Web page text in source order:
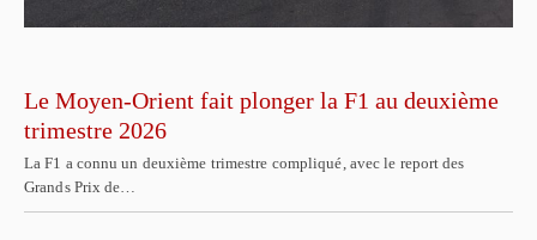
Le Moyen-Orient fait plonger la F1 au deuxième
trimestre 2026
La F1 a connu un deuxième trimestre compliqué, avec le report des
Grands Prix de…